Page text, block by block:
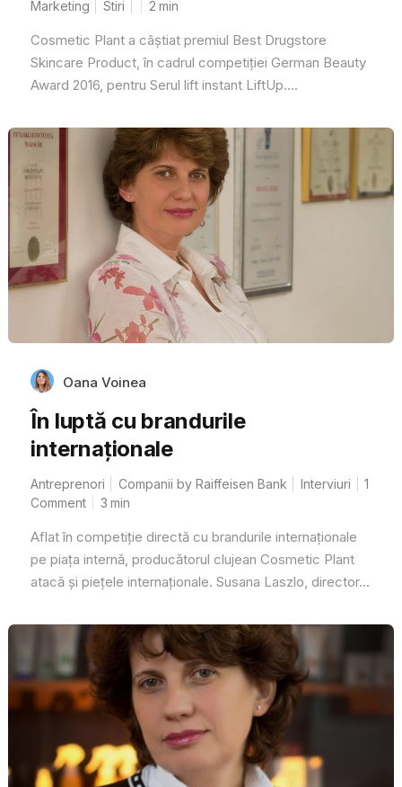
Marketing Stiri 2 min
Cosmetic Plant a câștiat premiul Best Drugstore
Skincare Product, în cadrul competiției German Beauty
Award 2016, pentru Serul lift instant LiftUp....
Oana Voinea
În luptă cu brandurile
internaționale
Antreprenori Companii by Raiffeisen Bank Interviuri
1
Comment
3 min
Aflat în competiție directă cu brandurile internaționale
pe piața internă, producătorul clujean Cosmetic Plant
atacă și piețele internaționale. Susana Laszlo, director...